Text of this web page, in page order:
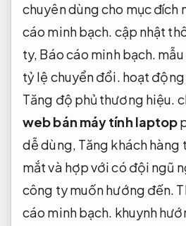
chuyên dùng cho mục đích
cáo minh bạch. cập nhật
ty, Báo cáo minh bạch.
tỷ lệ chuyển đổi. hoạt
Tăng độ phủ thương hiệu.
web bán máy tính laptop
dễ dùng, Tăng khách hàng
mắt và hợp với có đội ngũ
công ty muốn hướng đến.
cáo minh bạch. khuynh